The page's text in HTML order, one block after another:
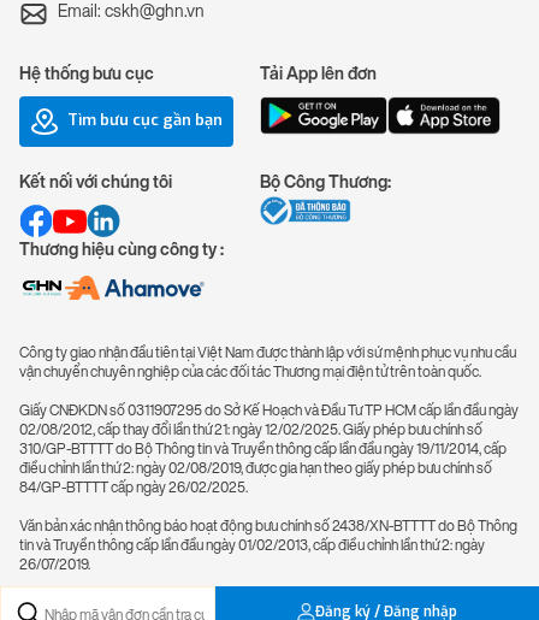
Email: cskh@ghn.vn
Hệ thống bưu cục
Tìm bưu cục gần bạn
Tải App lên đơn
Kết nối với chúng tôi
Thương hiệu cùng công ty :
Bộ Công Thương:
Công ty giao nhận đầu tiên tại Việt Nam được thành lập với sứ mệnh phục vụ nhu cầu
vận chuyển chuyên nghiệp của các đối tác Thương mại điện tử trên toàn quốc.
Giấy CNĐKDN số 0311907295 do Sở Kế Hoạch và Đầu Tư TP HCM cấp lần đầu ngày
02/08/2012, cấp thay đổi lần thứ 21: ngày 12/02/2025. Giấy phép bưu chính số
310/GP-BTTTT do Bộ Thông tin và Truyền thông cấp lần đầu ngày 19/11/2014, cấp
điều chỉnh lần thứ 2: ngày 02/08/2019, được gia hạn theo giấy phép bưu chính số
84/GP-BTTTT cấp ngày 26/02/2025.
Văn bản xác nhận thông báo hoạt động bưu chính số 2438/XN-BTTTT do Bộ Thông
tin và Truyền thông cấp lần đầu ngày 01/02/2013, cấp điều chỉnh lần thứ 2: ngày
26/07/2019.
Đăng ký / Đăng nhập